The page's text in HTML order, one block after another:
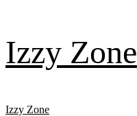
content
Izzy Zone
Primary
Izzy Zone